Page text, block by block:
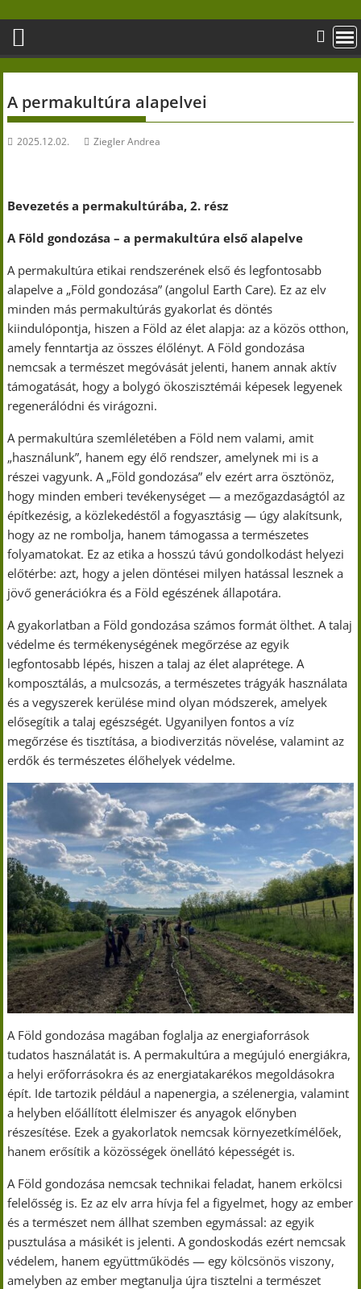
content
A permakultúra alapelvei
2025.12.02. Ziegler Andrea
Bevezetés a permakultúrába, 2. rész
A Föld gondozása – a permakultúra első alapelve
A permakultúra etikai rendszerének első és legfontosabb
alapelve a „Föld gondozása” (angolul Earth Care). Ez az elv
minden más permakultúrás gyakorlat és döntés
kiindulópontja, hiszen a Föld az élet alapja: az a közös otthon,
amely fenntartja az összes élőlényt. A Föld gondozása
nemcsak a természet megóvását jelenti, hanem annak aktív
támogatását, hogy a bolygó ökoszisztémái képesek legyenek
regenerálódni és virágozni.
A permakultúra szemléletében a Föld nem valami, amit
„használunk”, hanem egy élő rendszer, amelynek mi is a
részei vagyunk. A „Föld gondozása” elv ezért arra ösztönöz,
hogy minden emberi tevékenységet — a mezőgazdaságtól az
építkezésig, a közlekedéstől a fogyasztásig — úgy alakítsunk,
hogy az ne rombolja, hanem támogassa a természetes
folyamatokat. Ez az etika a hosszú távú gondolkodást helyezi
előtérbe: azt, hogy a jelen döntései milyen hatással lesznek a
jövő generációkra és a Föld egészének állapotára.
A gyakorlatban a Föld gondozása számos formát ölthet. A talaj
védelme és termékenységének megőrzése az egyik
legfontosabb lépés, hiszen a talaj az élet alaprétege. A
komposztálás, a mulcsozás, a természetes trágyák használata
és a vegyszerek kerülése mind olyan módszerek, amelyek
elősegítik a talaj egészségét. Ugyanilyen fontos a víz
megőrzése és tisztítása, a biodiverzitás növelése, valamint az
erdők és természetes élőhelyek védelme.
A Föld gondozása magában foglalja az energiaforrások
tudatos használatát is. A permakultúra a megújuló energiákra,
a helyi erőforrásokra és az energiatakarékos megoldásokra
épít. Ide tartozik például a napenergia, a szélenergia, valamint
a helyben előállított élelmiszer és anyagok előnyben
részesítése. Ezek a gyakorlatok nemcsak környezetkímélőek,
hanem erősítik a közösségek önellátó képességét is.
A Föld gondozása nemcsak technikai feladat, hanem erkölcsi
felelősség is. Ez az elv arra hívja fel a figyelmet, hogy az ember
és a természet nem állhat szemben egymással: az egyik
pusztulása a másikét is jelenti. A gondoskodás ezért nemcsak
védelem, hanem együttműködés — egy kölcsönös viszony,
amelyben az ember megtanulja újra tisztelni a természet